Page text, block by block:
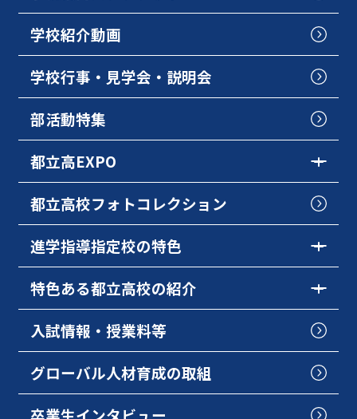
学校紹介動画
学校行事・見学会・説明会
部活動特集
都立高EXPO
都立高校フォトコレクション
進学指導指定校の特色
特色ある都立高校の紹介
入試情報・授業料等
グローバル人材育成の取組